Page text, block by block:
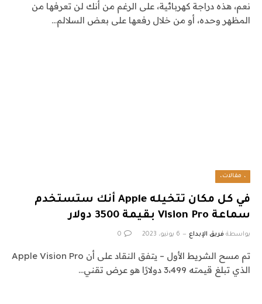
نعم، هذه دراجة كهربائية، على الرغم من أنك لن تعرفها من
المظهر وحده، أو من خلال رفعها على بعض السلالم…
، مقالات،
في كل مكان تتخيله Apple أنك ستستخدم
سماعة Vision Pro بقيمة 3500 دولار
بواسطة فريق الإبداع 6 يونيو، 2023 0
تم مسح الشريط الأول – يتفق النقاد على أن Apple Vision Pro
الذي تبلغ قيمته 3،499 دولارًا هو عرض تقني…